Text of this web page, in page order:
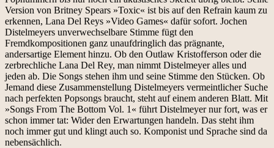
Version von Britney Spears »Toxic« ist bis auf den Refrain kaum zu
erkennen, Lana Del Reys »Video Games« dafür sofort. Jochen
Distelmeyers unverwechselbare Stimme fügt den
Fremdkompositionen ganz unaufdringlich das prägnante,
andersartige Element hinzu. Ob den Outlaw Kristofferson oder die
zerbrechliche Lana Del Rey, man nimmt Distelmeyer alles und
jeden ab. Die Songs stehen ihm und seine Stimme den Stücken. Ob
Jemand diese Zusammenstellung Distelmeyers vermeintlicher Suche
nach perfekten Popsongs braucht, steht auf einem anderen Blatt. Mit
»Songs From The Bottom Vol. 1« führt Distelmeyer nur fort, was er
schon immer tat: Wider den Erwartungen handeln. Das steht ihm
noch immer gut und klingt auch so. Komponist und Sprache sind da
nebensächlich.